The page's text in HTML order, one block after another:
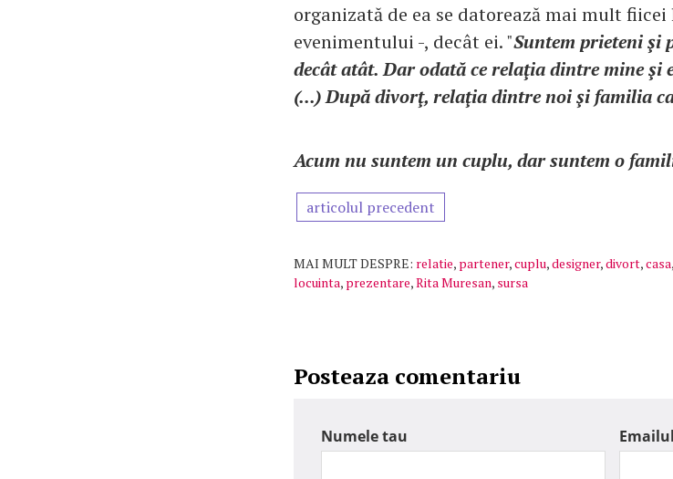
organizată de ea se datorează mai mult
evenimentului -, decât ei. "Suntem prieteni şi
decât atât. Dar odată ce relaţia dintre mine
(...) După divorţ, relaţia dintre noi şi familia
Acum nu suntem un cuplu, dar suntem o
articolul precedent
MAI MULT DESPRE: relatie, partener,cuplu,designer,divort,casa,
locuinta, prezentare,Rita Muresan, sursa
Posteaza comentariu
Numele tau